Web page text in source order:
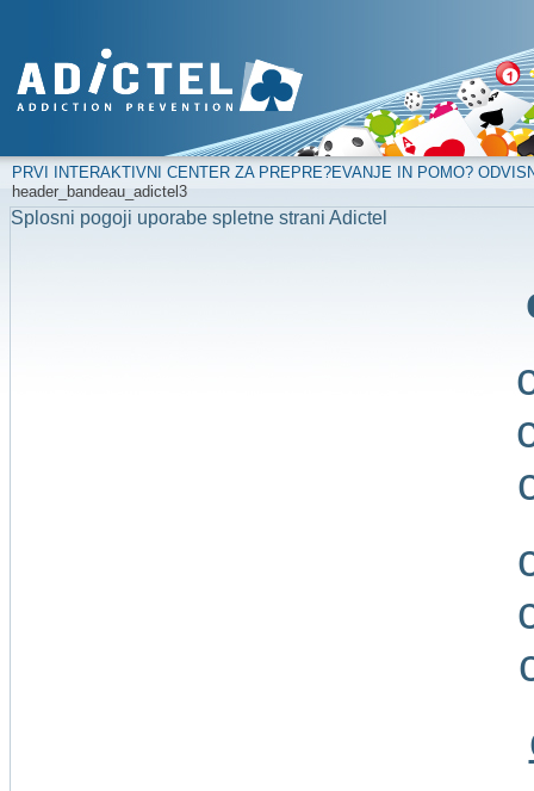
PRVI INTERAKTIVNI CENTER ZA PREPRE?EVANJE IN POMO?
header_bandeau_adictel3
Splosni pogoji uporabe spletne strani Adictel